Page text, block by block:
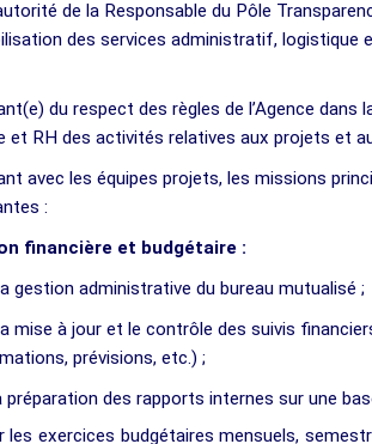
de la Responsable du Pôle
des services administratif, logistique
du respect des règles de l’Agence
et RH des activités relatives aux projets et
avec les équipes projets, les missions
:
financière et budgétaire :
gestion administrative du bureau mutualisé ;
mise à jour et le contrôle des suivis
prévisions, etc.) ;
préparation des rapports internes sur une
les exercices budgétaires mensuels,